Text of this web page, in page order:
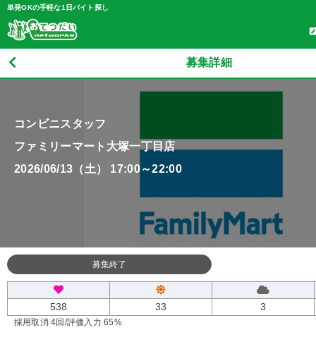
単発OKの手軽な1日バイト探し
募集詳細
コンビニスタッフ
ファミリーマート大塚一丁目店
2026/06/13（土） 17:00～22:00
募集終了
538 33 3
採用取消 4回 /評価入力 65%